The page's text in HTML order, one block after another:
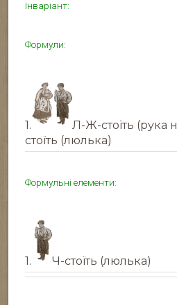
Інваріант:
Формули:
1.
Л-Ж-стоїть (рука
стоїть (люлька)
Формульні елементи:
1. Ч-стоїть (люлька)